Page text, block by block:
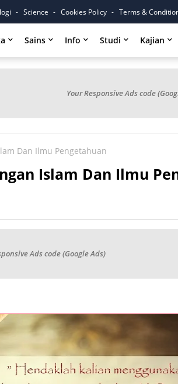
Science Cookies Policy Terms &
Sains Info Studi Kajian
Your Responsive Ads code
Dan Ilmu Pengetahuan
Islam Dan Ilmu
Ads code (Google Ads)